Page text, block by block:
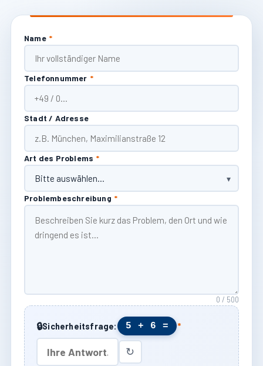
Name *
Telefonnummer *
Stadt / Adresse
Art des Problems *
Problembeschreibung *
0 / 500
🔒Sicherheitsfrage: 5 + 6 = *
↻